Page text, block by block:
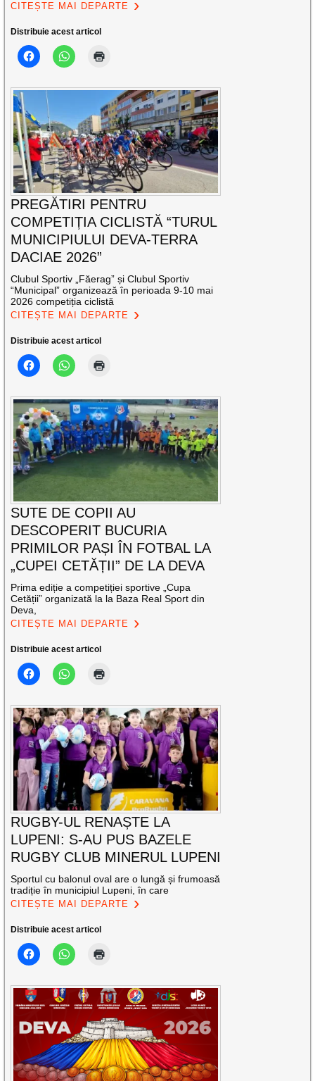
CITEȘTE MAI DEPARTE
Distribuie acest articol
PREGĂTIRI PENTRU
COMPETIȚIA CICLISTĂ “TURUL
MUNICIPIULUI DEVA-TERRA
DACIAE 2026”
Clubul Sportiv „Făerag” și Clubul Sportiv
“Municipal” organizează în perioada 9-10 mai
2026 competiția ciclistă
CITEȘTE MAI DEPARTE
Distribuie acest articol
SUTE DE COPII AU
DESCOPERIT BUCURIA
PRIMILOR PAȘI ÎN FOTBAL LA
„CUPEI CETĂȚII” DE LA DEVA
Prima ediție a competiției sportive „Cupa
Cetății” organizată la la Baza Real Sport din
Deva,
CITEȘTE MAI DEPARTE
Distribuie acest articol
RUGBY-UL RENAȘTE LA
LUPENI: S-AU PUS BAZELE
RUGBY CLUB MINERUL LUPENI
Sportul cu balonul oval are o lungă și frumoasă
tradiție în municipiul Lupeni, în care
CITEȘTE MAI DEPARTE
Distribuie acest articol